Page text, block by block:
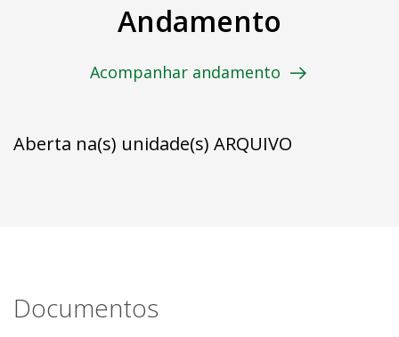
Andamento
Acompanhar andamento
Aberta na(s) unidade(s) ARQUIVO
Documentos